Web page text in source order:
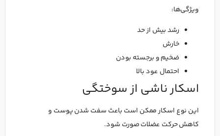
ویژگی‌ها:
رشد بیش از حد
خارش
ضخیم و برجسته بودن
احتمال عود بالا
اسکار ناشی از سوختگی
این نوع اسکار ممکن است باعث سفت شدن پوست و
کاهش حرکت عضلات صورت شود.